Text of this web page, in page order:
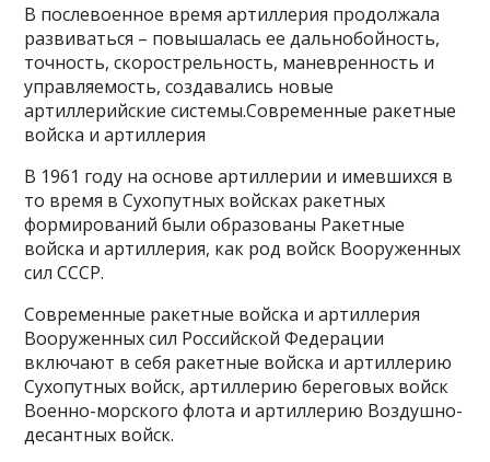
В послевоенное время артиллерия продолжала
развиваться – повышалась ее дальнобойность,
точность, скорострельность, маневренность и
управляемость, создавались новые
артиллерийские системы.Современные ракетные
войска и артиллерия
В 1961 году на основе артиллерии и имевшихся в
то время в Сухопутных войсках ракетных
формирований были образованы Ракетные
войска и артиллерия, как род войск Вооруженных
сил СССР.
Современные ракетные войска и артиллерия
Вооруженных сил Российской Федерации
включают в себя ракетные войска и артиллерию
Сухопутных войск, артиллерию береговых войск
Военно-морского флота и артиллерию Воздушно-
десантных войск.